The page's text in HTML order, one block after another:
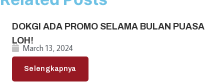
DOKGI ADA PROMO SELAMA BULAN PUASA
LOH!
March 13, 2024
Selengkapnya